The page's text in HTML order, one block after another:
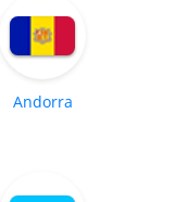
Andorra